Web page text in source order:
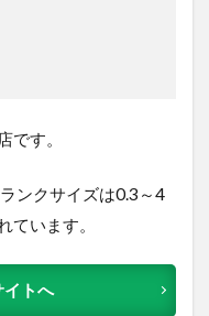
す。
ンクサイズは0.3～4
ています。
イトへ